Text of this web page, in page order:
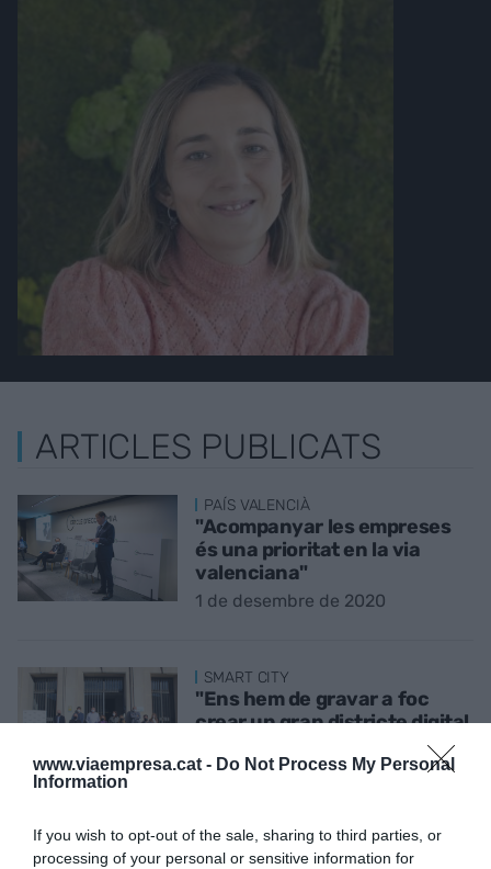
www.viaempresa.cat - Do Not Process My Personal
Information
If you wish to opt-out of the sale, sharing to third parties, or
processing of your personal or sensitive information for
ARTICLES PUBLICATS
PAÍS VALENCIÀ
"Acompanyar les empreses
és una prioritat en la via
valenciana"
1 de desembre de 2020
SMART CITY
"Ens hem de gravar a foc
crear un gran districte digital
1 de desembre de 2020
PAÍS VALENCIÀ